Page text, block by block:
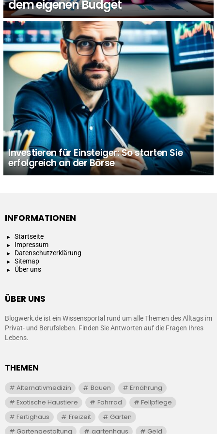
dem eigenen Budget
Investieren für Einsteiger: So starten Sie
erfolgreich an der Börse
INFORMATIONEN
Startseite
Impressum
Datenschutzerklärung
Sitemap
Über uns
ÜBER UNS
Blogwerk.de ist ein Wissensportal rund um alle Themen des Alltags im
Privat- und Berufsleben. Finden Sie Antworten auf die Fragen Ihres
Lebens.
THEMEN
Alternativmedizin Bauen
Ernährung
Exotische Haustiere
Fahrrad
Fellpflege
Fertighaus
Freizeit
Garten
Gartengestaltung
gartenhaus Geld